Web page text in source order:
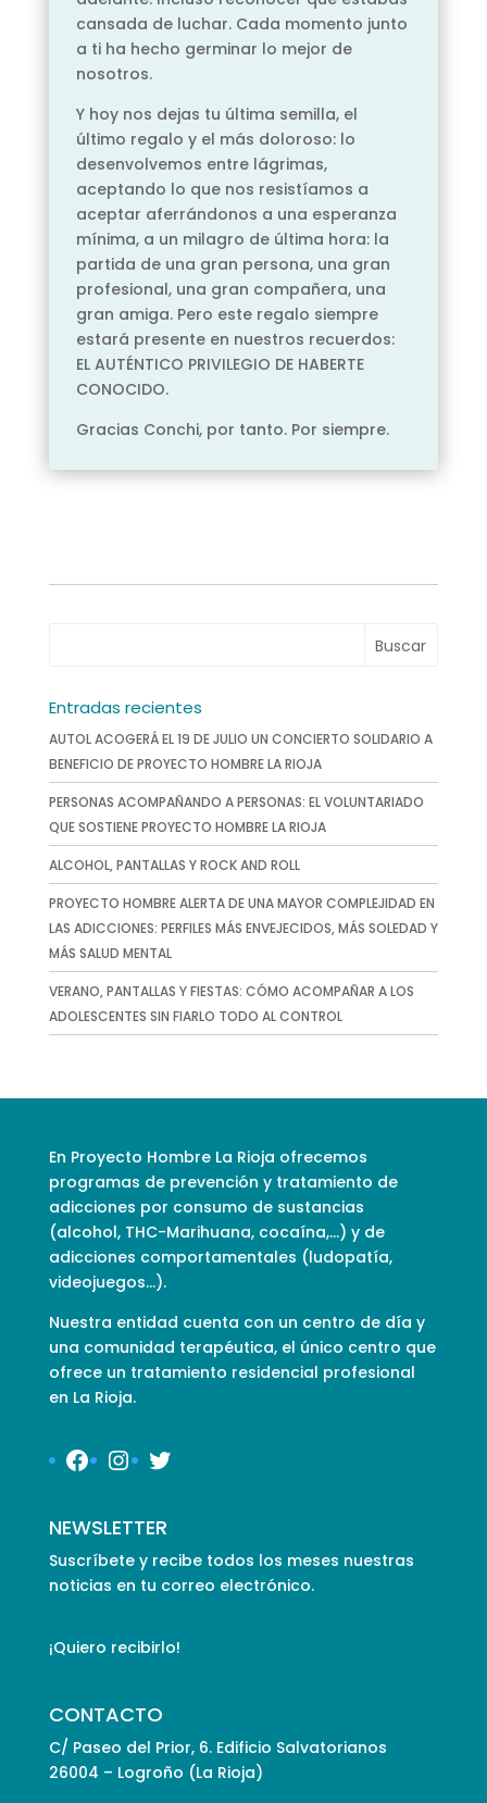
cansada de luchar. Cada momento junto
a ti ha hecho germinar lo mejor de
nosotros.
Y hoy nos dejas tu última semilla, el
último regalo y el más doloroso: lo
desenvolvemos entre lágrimas,
aceptando lo que nos resistíamos a
aceptar aferrándonos a una esperanza
mínima, a un milagro de última hora: la
partida de una gran persona, una gran
profesional, una gran compañera, una
gran amiga. Pero este regalo siempre
estará presente en nuestros recuerdos:
EL AUTÉNTICO PRIVILEGIO DE HABERTE
CONOCIDO.
Gracias Conchi, por tanto. Por siempre.
Entradas recientes
AUTOL ACOGERÁ EL 19 DE JULIO UN CONCIERTO SOLIDARIO A
BENEFICIO DE PROYECTO HOMBRE LA RIOJA
PERSONAS ACOMPAÑANDO A PERSONAS: EL VOLUNTARIADO
QUE SOSTIENE PROYECTO HOMBRE LA RIOJA
ALCOHOL, PANTALLAS Y ROCK AND ROLL
PROYECTO HOMBRE ALERTA DE UNA MAYOR COMPLEJIDAD EN
LAS ADICCIONES: PERFILES MÁS ENVEJECIDOS, MÁS SOLEDAD Y
MÁS SALUD MENTAL
VERANO, PANTALLAS Y FIESTAS: CÓMO ACOMPAÑAR A LOS
ADOLESCENTES SIN FIARLO TODO AL CONTROL
En Proyecto Hombre La Rioja ofrecemos
programas de prevención y tratamiento de
adicciones por consumo de sustancias
(alcohol, THC-Marihuana, cocaína,…) y de
adicciones comportamentales (ludopatía,
videojuegos…).
Nuestra entidad cuenta con un centro de día y
una comunidad terapéutica, el único centro que
ofrece un tratamiento residencial profesional
en La Rioja.
Facebook
Instagram
Twitter
NEWSLETTER
Suscríbete y recibe todos los meses nuestras
noticias en tu correo electrónico.
¡Quiero recibirlo!
CONTACTO
C/ Paseo del Prior, 6. Edificio Salvatorianos
26004 – Logroño (La Rioja)